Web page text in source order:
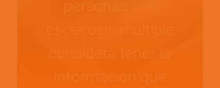
considera tener la
información que